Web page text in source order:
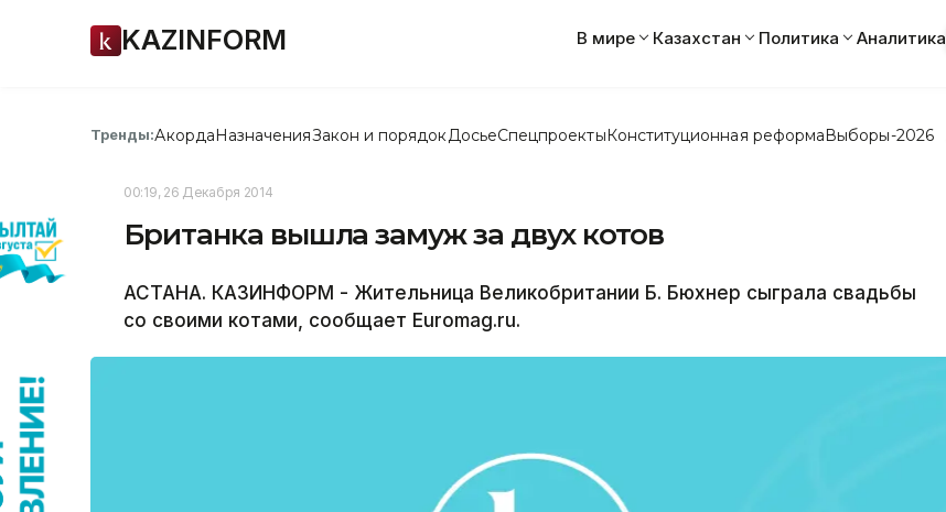
KAZINFORM В мире Казахстан Политика Аналитика
Тренды:АкордаНазначенияЗакон и порядок ДосьеСпецпроектыКонституционная реформаВыборы-2026
00:19, 26 Декабря 2014
Британка вышла замуж за двух котов
АСТАНА. КАЗИНФОРМ - Жительница Великобритании Б. Бюхнер сыграла свадьбы
со своими котами, сообщает Еuromag.ru.